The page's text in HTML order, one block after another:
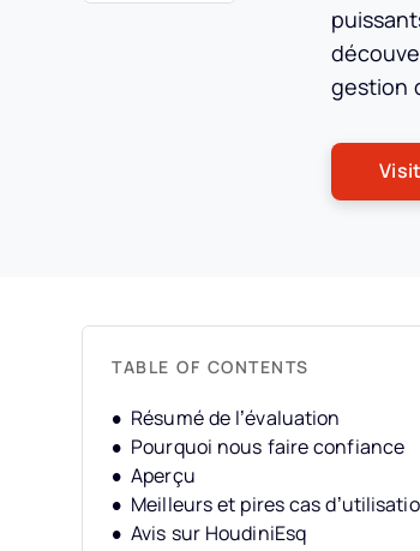
gestion
TABLE OF CONTENTS
Résumé de l’évaluation
Pourquoi nous faire confiance
Aperçu
Meilleurs et pires cas
Avis sur HoudiniEsq